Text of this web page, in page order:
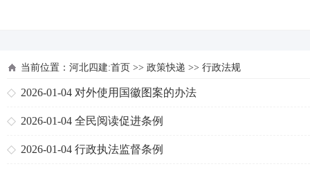
当前位置： 河北四建:首页 >> 政策快递 >> 行政法规
2026-01-04 对外使用国徽图案的办法
2026-01-04 全民阅读促进条例
2026-01-04 行政执法监督条例